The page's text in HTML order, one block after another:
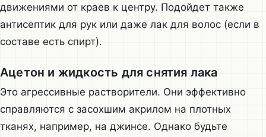
движениями от краев к центру. Подойдет также
антисептик для рук или даже лак для волос (если в
составе есть спирт).
Ацетон и жидкость для снятия лака
Это агрессивные растворители. Они эффективно
справляются с засохшим акрилом на плотных
тканях, например, на джинсе. Однако будьте